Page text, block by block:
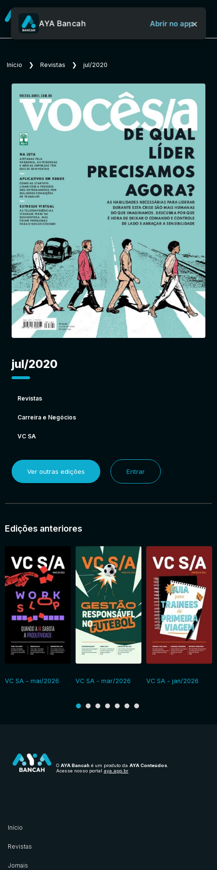
Sobre o Aya Bancah
Início
Revistas
Jornais
Notícias
Entrar
AYA Bancah Abrir no app×
Início ❯ Revistas ❯ jul/2020
jul/2020
Revistas
Carreira e Negócios
VC SA
Ver outras edições Entrar
Edições anteriores
VC SA - mai/2026 VC SA - mar/2026 VC SA - jan/2026
O AYA Bancah é um produto da AYA Conteúdos
Acesse nosso portal aya.app.br
Início
Revistas
Jornais